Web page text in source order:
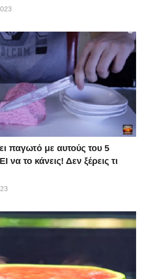
παγωτό με αυτούς του 5
το κάνεις! Δεν ξέρεις τι